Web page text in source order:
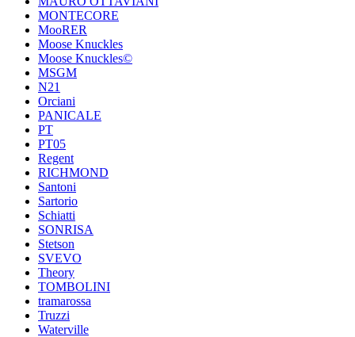
MONTECORE
MooRER
Moose Knuckles
Moose Knuckles©️
MSGM
N21
Orciani
PANICALE
PT
PT05
Regent
RICHMOND
Santoni
Sartorio
Schiatti
SONRISA
Stetson
SVEVO
Theory
TOMBOLINI
tramarossa
Truzzi
Waterville